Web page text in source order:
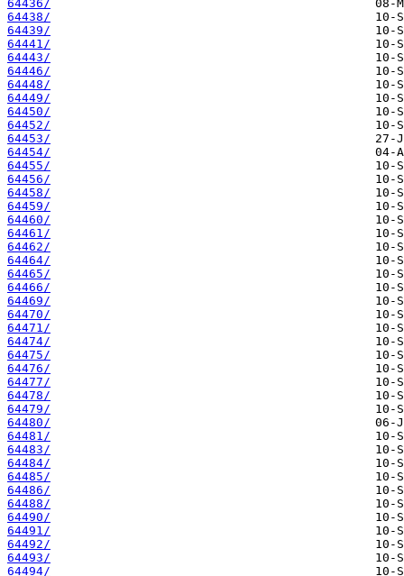
64436/
64438/
64439/
64441/
64443/
64446/
64448/
64449/
64450/
64452/
64453/
64454/
64455/
64456/
64458/
64459/
64460/
64461/
64462/
64464/
64465/
64466/
64469/
64470/
64471/
64474/
64475/
64476/
64477/
64478/
64479/
64480/
64481/
64483/
64484/
64485/
64486/
64488/
64490/
64491/
64492/
64493/
64494/